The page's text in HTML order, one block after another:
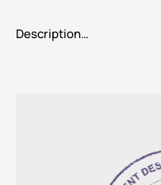
Description…